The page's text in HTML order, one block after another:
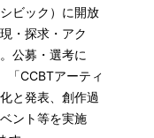
ビック）に開放
・探求・アク
公募・選考に
「CCBTアーティ
と発表、創作過
ント等を実施